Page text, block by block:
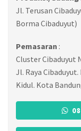
Jl. Terusan
Borma Cibaduyut)
Pemasaran :
Cluster Cibaduyut
Jl. Raya
Kidul. Kota